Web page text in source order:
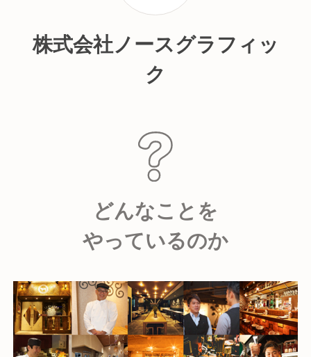
株式会社ノースグラフィッ
ク
どんなことを
やっているのか